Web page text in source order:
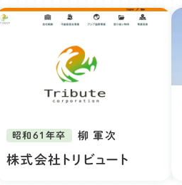
昭和61年卒 柳 軍次
株式会社トリビュート